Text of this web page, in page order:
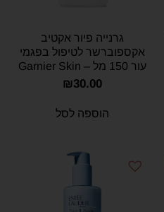
גרנייה פיור אקטיב
אקספוברשר לטיפול בפגמי
עור 150 מל – Garnier Skin
Naturals Pure Active Exfo-
₪30.00
הוספה לסל